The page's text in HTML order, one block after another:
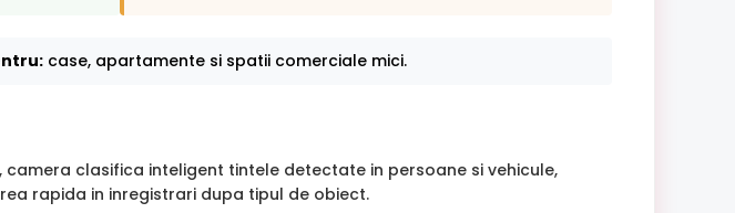
case, apartamente si spatii comerciale mici.
camera clasifica inteligent tintele detectate in persoane si vehicule,
rapida in inregistrari dupa tipul de obiect.